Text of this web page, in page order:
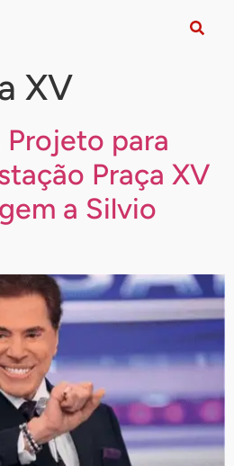
XV
para
Praça XV
a Silvio